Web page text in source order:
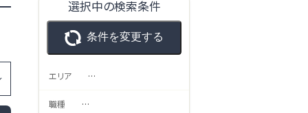
選択中の検索条件
条件を変更する
エリア …
職種 …